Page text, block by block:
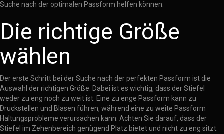
Suche nach der optimalen Passform helfen können.
Die richtige Größe
wählen
Der erste Schritt bei der Suche nach der perfekten Passform ist die
Auswahl der richtigen Größe. Dabei ist es wichtig, dass der Stiefel
weder zu eng noch zu weit ist. Eine zu enge Passform kann zu
Druckstellen und Blasen führen, während eine zu weite Passform
Haltungsprobleme verursachen kann. Achten Sie darauf, dass der
Stiefel im Zehenbereich genügend Platz bietet und nicht zu eng sitzt.